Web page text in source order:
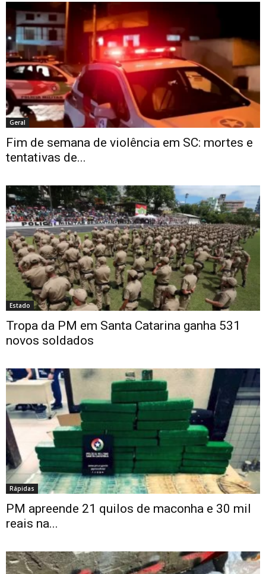
Geral
Fim de semana de violência em SC: mortes e
tentativas de...
Estado
Tropa da PM em Santa Catarina ganha 531
novos soldados
Rápidas
PM apreende 21 quilos de maconha e 30 mil
reais na...